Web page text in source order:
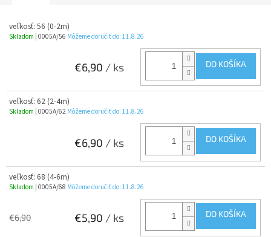
veľkosť: 56 (0-2m)
Skladom | 0005A/56 Môžeme doručiť do: 11.8.26
€6,90 / ks DO KOŠÍKA
veľkosť: 62 (2-4m)
Skladom | 0005A/62 Môžeme doručiť do: 11.8.26
€6,90 / ks DO KOŠÍKA
veľkosť: 68 (4-6m)
Skladom | 0005A/68 Môžeme doručiť do: 11.8.26
€6,90 €5,90 / ks DO KOŠÍKA